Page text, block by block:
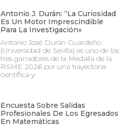
Antonio J. Durán: “La Curiosidad
Es Un Motor Imprescindible
Para La Investigación»
Antonio José Durán Guardeño
(Universidad de Sevilla) es uno de los
tres ganadores de la Medalla de la
RSME 2026 por una trayectoria
científica y
Encuesta Sobre Salidas
Profesionales De Los Egresados
En Matemáticas